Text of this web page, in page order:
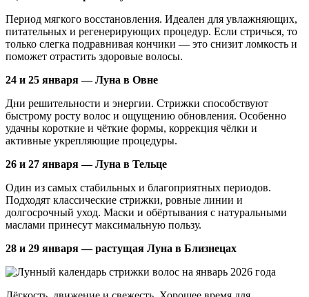
Период мягкого восстановления. Идеален для увлажняющих,
питательных и регенерирующих процедур. Если стричься, то
только слегка подравнивая кончики — это снизит ломкость и
поможет отрастить здоровые волосы.
24 и 25 января — Луна в Овне
Дни решительности и энергии. Стрижки способствуют
быстрому росту волос и ощущению обновления. Особенно
удачны короткие и чёткие формы, коррекция чёлки и
активные укрепляющие процедуры.
26 и 27 января — Луна в Тельце
Один из самых стабильных и благоприятных периодов.
Подходят классические стрижки, ровные линии и
долгосрочный уход. Маски и обёртывания с натуральными
маслами принесут максимальную пользу.
28 и 29 января — растущая Луна в Близнецах